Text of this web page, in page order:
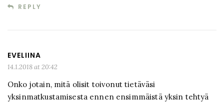
REPLY
EVELIINA
14.1.2018 at 20:42
Onko jotain, mitä olisit toivonut tietäväsi
yksinmatkustamisesta ennen ensimmäistä yksin tehtyä